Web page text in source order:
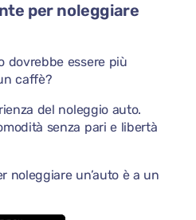
per noleggiare
dovrebbe essere più
caffè?
del noleggio auto.
senza pari e libertà
noleggiare un’auto è a un